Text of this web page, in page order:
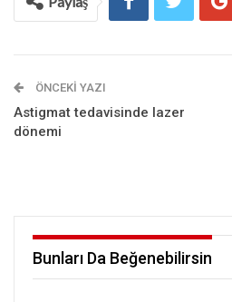
ÖNCEKI YAZI
Astigmat tedavisinde lazer
dönemi
Bunları Da Beğenebilirsin